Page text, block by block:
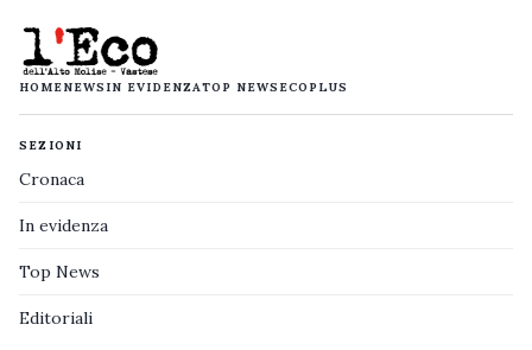
HOMENEWS IN EVIDENZATOP NEWS ECOPLUS
SEZIONI
Cronaca
In evidenza
Top News
Editoriali